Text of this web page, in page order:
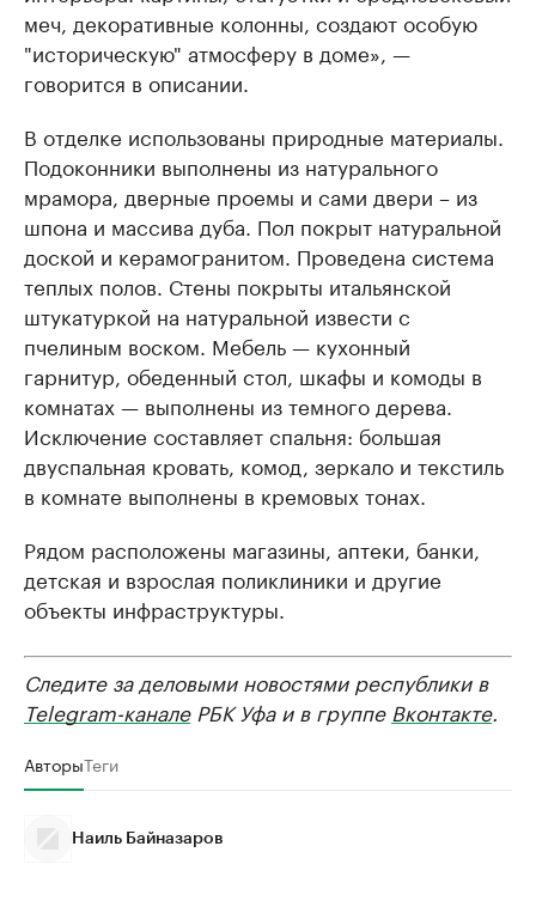
меч, декоративные колонны, создают особую
"историческую" атмосферу в доме», —
говорится в описании.
В отделке использованы природные материалы.
Подоконники выполнены из натурального
мрамора, дверные проемы и сами двери – из
шпона и массива дуба. Пол покрыт натуральной
доской и керамогранитом. Проведена система
теплых полов. Стены покрыты итальянской
штукатуркой на натуральной извести с
пчелиным воском. Мебель — кухонный
гарнитур, обеденный стол, шкафы и комоды в
комнатах — выполнены из темного дерева.
Исключение составляет спальня: большая
двуспальная кровать, комод, зеркало и текстиль
в комнате выполнены в кремовых тонах.
Рядом расположены магазины, аптеки, банки,
детская и взрослая поликлиники и другие
объекты инфраструктуры.
Следите за деловыми новостями республики в
Telegram-каналеРБК Уфа и в группе Вконтакте.
АвторыТеги
Наиль Байназаров